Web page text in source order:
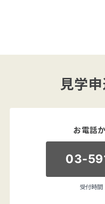
見学
お電話
03-
受付時